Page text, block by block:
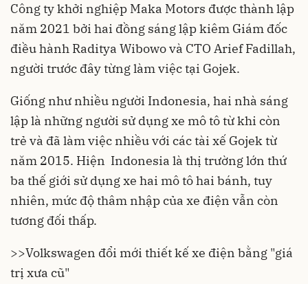
Công ty khởi nghiệp Maka Motors được thành lập
năm 2021 bởi hai đồng sáng lậpkiêm Giám đốc
điều hành Raditya Wibowo và CTO Arief Fadillah,
người trước đây từng làm việc tại Gojek.
Giống như nhiều người Indonesia, hai nhà sáng
lập là những người sử dụng xe mô tô từ khi còn
trẻ và đã làm việc nhiều với các tài xế Gojek từ
năm 2015. Hiện Indonesia là thị trường lớn thứ
ba thế giới sử dụng xe hai mô tô hai bánh, tuy
nhiên, mức độ thâm nhập của xe điện vẫn còn
tương đối thấp.
>>Volkswagen đổi mới thiết kế xe điện bằng "giá
trị xưa cũ"